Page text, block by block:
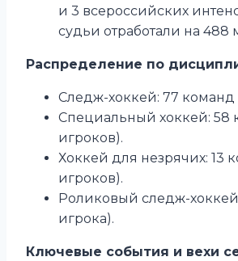
и 3 всероссийских
судьи отработали на 488
Распределение по
Следж-хоккей: 77 команд
Специальный хоккей: 58
игроков).
Хоккей для незрячих: 13
игроков).
Роликовый следж-
игрока).
Ключевые события и вехи